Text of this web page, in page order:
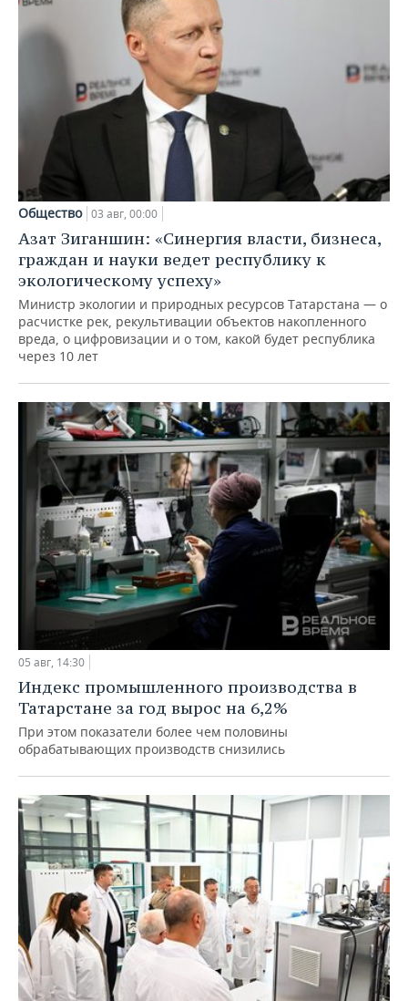
Общество 03 авг, 00:00
Азат Зиганшин: «Синергия власти, бизнеса,
граждан и науки ведет республику к
экологическому успеху»
Министр экологии и природных ресурсов Татарстана — о
расчистке рек, рекультивации объектов накопленного
вреда, о цифровизации и о том, какой будет республика
через 10 лет
05 авг, 14:30
Индекс промышленного производства в
Татарстане за год вырос на 6,2%
При этом показатели более чем половины
обрабатывающих производств снизились